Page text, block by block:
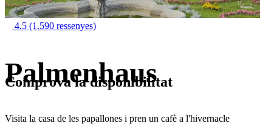
4.5 (1.590 ressenyes)
Palmenhaus
Visita la casa de les papallones i pren un cafè a l'hivernacle
Comprova la disponibilitat